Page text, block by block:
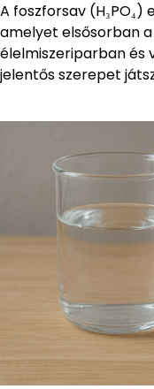
A foszforsav (H₃PO₄)
amelyet elsősorban
élelmiszeriparban és
jelentős szerepet